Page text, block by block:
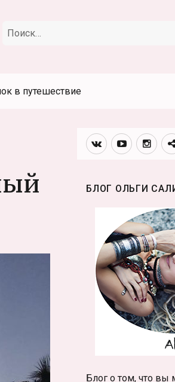
Искать:
в путешествие
Вконтакте
Youtube
БЛОГ ОЛЬГИ
Блог о том, что вы